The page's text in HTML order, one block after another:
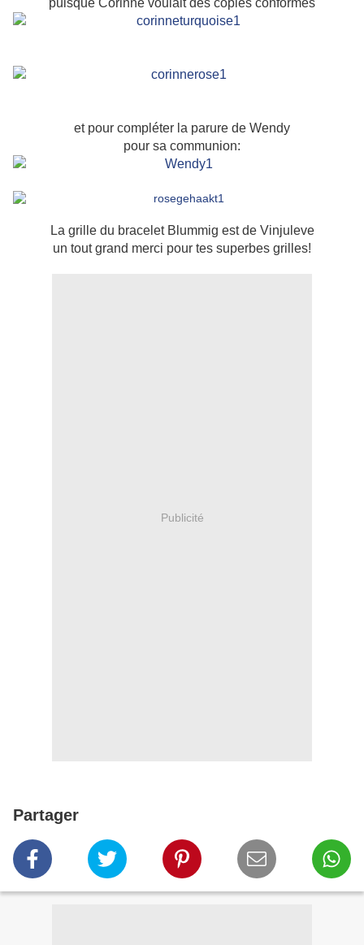
puisque Corinne voulait des copies conformes
et pour compléter la parure de Wendy
pour sa communion:
La grille du bracelet Blummig est de Vinjuleve
un tout grand merci pour tes superbes grilles!
Publicité
Partager